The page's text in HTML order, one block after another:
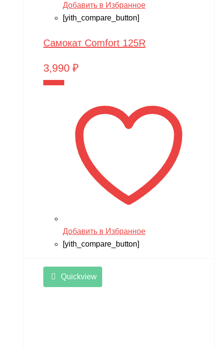
Добавить в Избранное
[yith_compare_button]
Самокат Comfort 125R
3,990 ₽
Добавить в Избранное
[yith_compare_button]
Quickview